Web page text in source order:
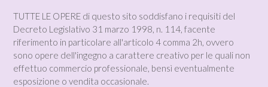
TUTTE LE OPERE di questo sito soddisfano i requisiti del
Decreto Legislativo 31 marzo 1998, n. 114, facente
riferimento in particolare all'articolo 4 comma 2h, ovvero
sono opere dell'ingegno a carattere creativo per le quali non
effettuo commercio professionale, bensì eventualmente
esposizione o vendita occasionale.